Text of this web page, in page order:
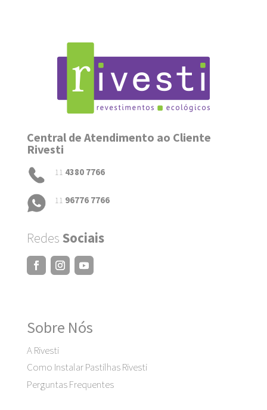
Central de Atendimento ao Cliente
Rivesti
11 4380 7766
11 96776 7766
Redes Sociais
Sobre Nós
A Rivesti
Como Instalar Pastilhas Rivesti
Perguntas Frequentes